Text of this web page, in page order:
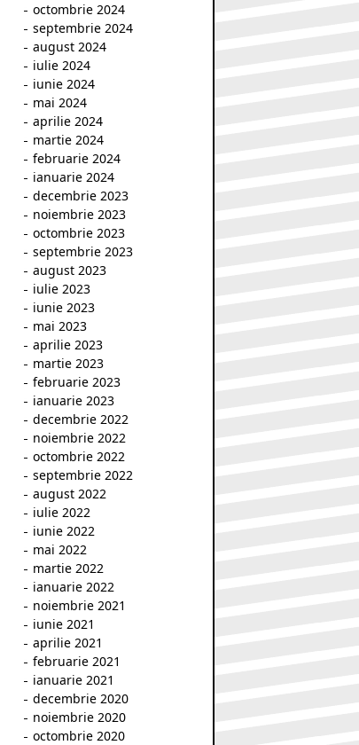
octombrie 2024
septembrie 2024
august 2024
iulie 2024
iunie 2024
mai 2024
aprilie 2024
martie 2024
februarie 2024
ianuarie 2024
decembrie 2023
noiembrie 2023
octombrie 2023
septembrie 2023
august 2023
iulie 2023
iunie 2023
mai 2023
aprilie 2023
martie 2023
februarie 2023
ianuarie 2023
decembrie 2022
noiembrie 2022
octombrie 2022
septembrie 2022
august 2022
iulie 2022
iunie 2022
mai 2022
martie 2022
ianuarie 2022
noiembrie 2021
iunie 2021
aprilie 2021
februarie 2021
ianuarie 2021
decembrie 2020
noiembrie 2020
octombrie 2020